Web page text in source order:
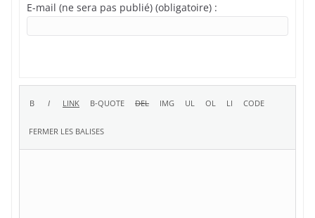
E-mail (ne sera pas publié) (obligatoire) :